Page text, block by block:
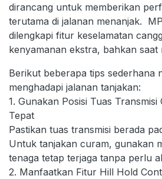
dirancang untuk memberikan
terutama di jalanan menanjak.
dilengkapi fitur keselamatan
kenyamanan ekstra, bahkan saat
Berikut beberapa tips sederhana
menghadapi jalanan tanjakan:
1. Gunakan Posisi Tuas Transmisi
Tepat
Pastikan tuas transmisi berada
Untuk tanjakan curam, gunakan
tenaga tetap terjaga tanpa perlu
2. Manfaatkan Fitur Hill Hold